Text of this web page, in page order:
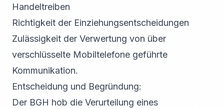
Handeltreiben
Richtigkeit der Einziehungsentscheidungen
Zulässigkeit der Verwertung von über
verschlüsselte Mobiltelefone geführte
Kommunikation.
Entscheidung und Begründung:
Der BGH hob die Verurteilung eines